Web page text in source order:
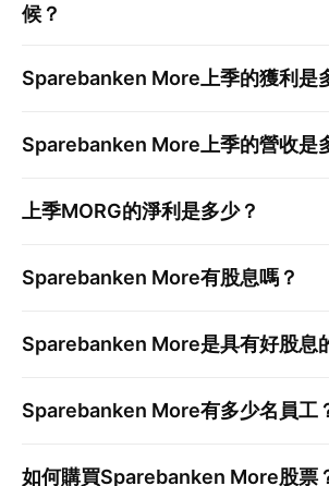
候？
Sparebanken More 上季的獲利是
Sparebanken More 上季的營收是
上季MORG的淨利是多少？
Sparebanken More有股息嗎？
Sparebanken More是具有好股息
Sparebanken More有多少名員工
如何購買Sparebanken More股票